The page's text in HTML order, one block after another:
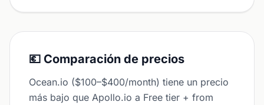
💶 Comparación de precios
Ocean.io ($100–$400/month) tiene un precio
más bajo que Apollo.io a Free tier + from